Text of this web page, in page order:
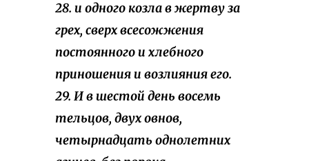
28. и одного козла в жертву за
грех, сверх всесожжения
постоянного и хлебного
приношения и возлияния его.
29. И в шестой день восемь
тельцов, двух овнов,
четырнадцать однолетних